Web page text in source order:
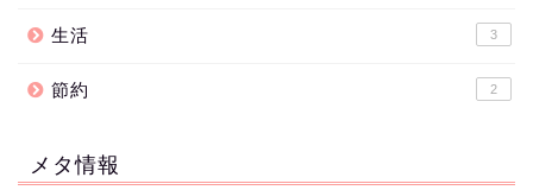
生活 3
節約 2
メタ情報